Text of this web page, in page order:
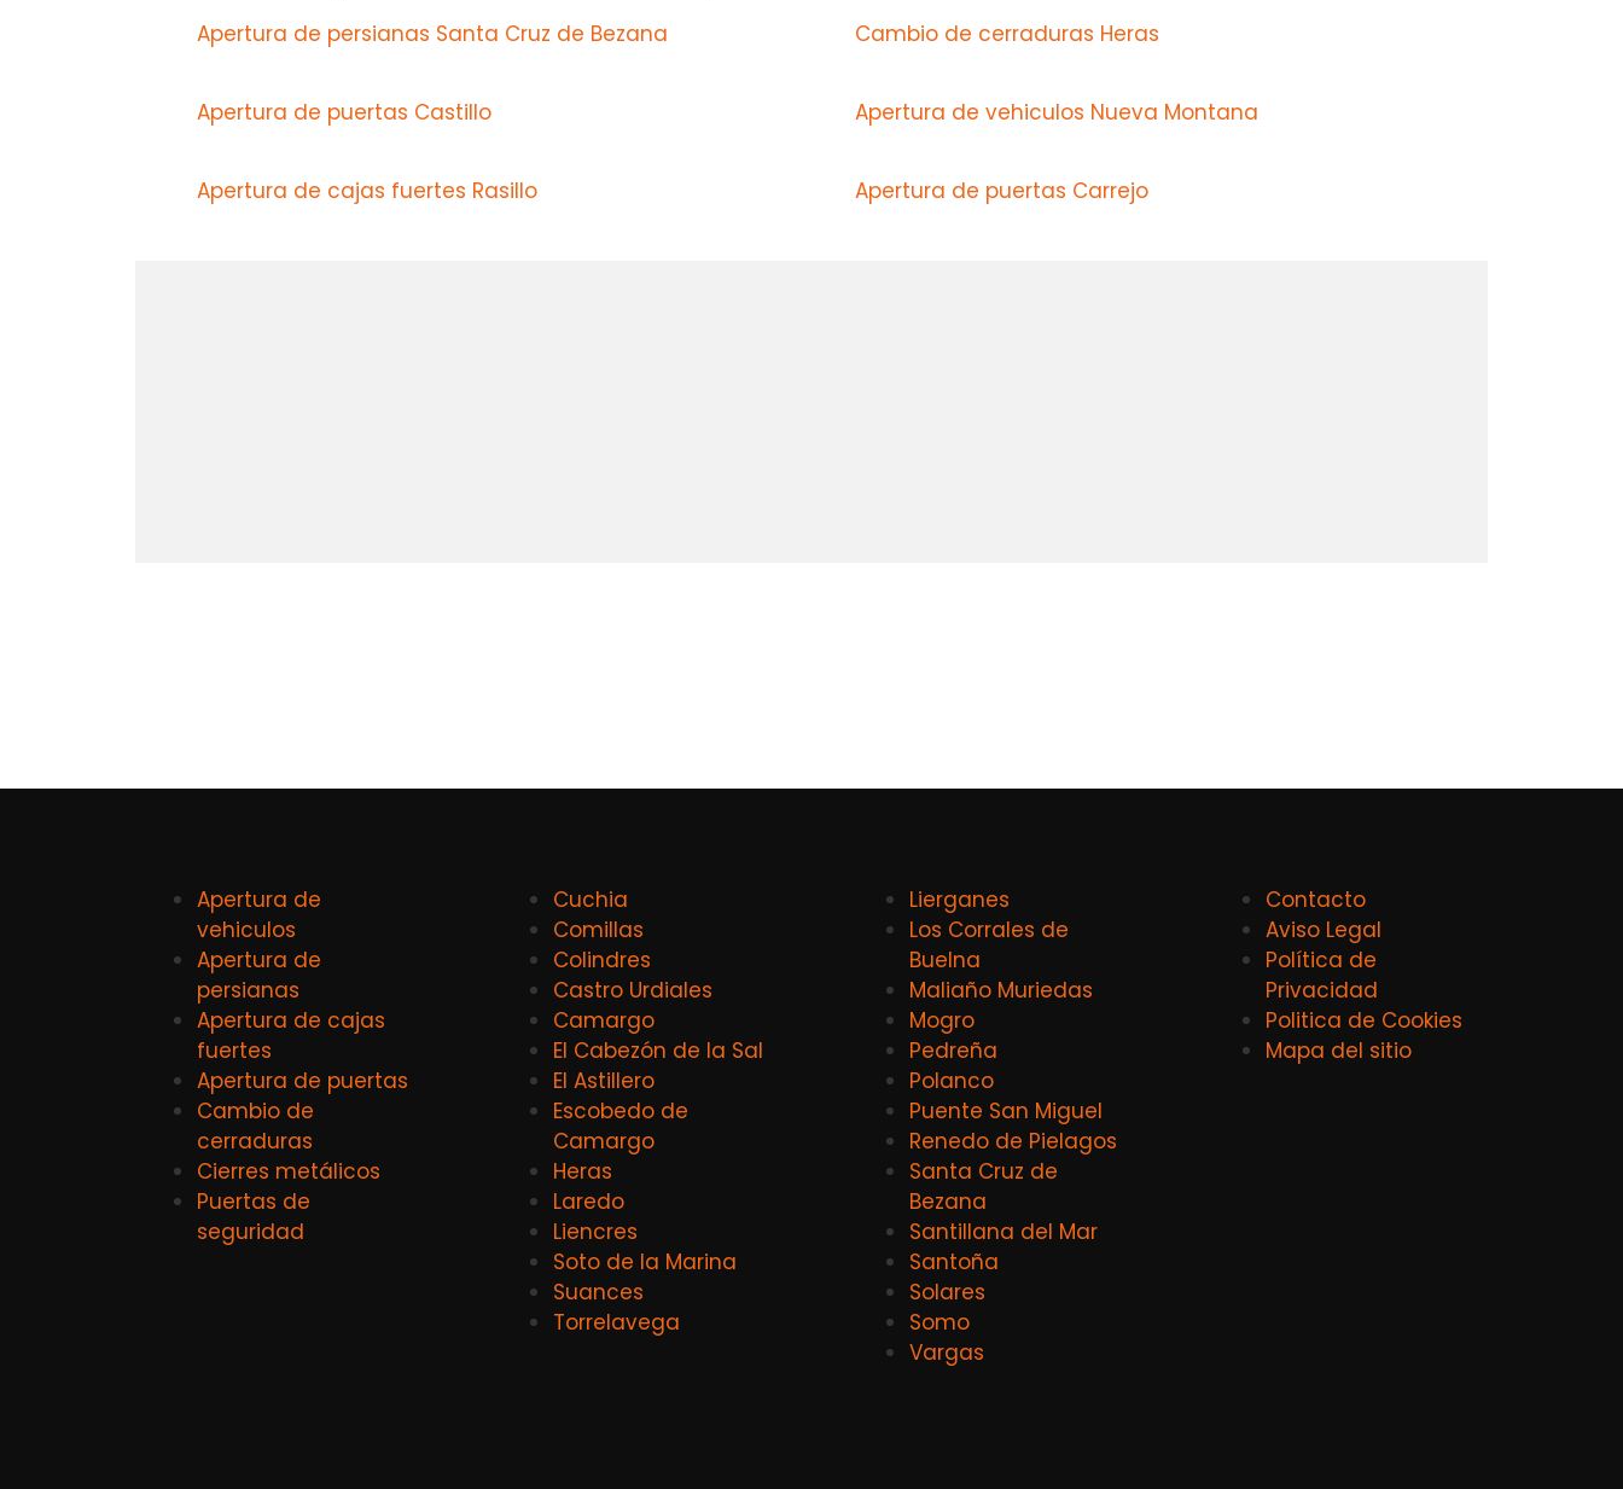
Apertura de persianas Santa Cruz de Bezana Cambio de cerraduras Heras
Apertura de puertas Castillo Apertura de vehiculos Nueva Montana
Apertura de cajas fuertes Rasillo Apertura de puertas Carrejo
Apertura de
vehiculos
Apertura de
persianas
Apertura de cajas
fuertes
Apertura de puertas
Cambio de
cerraduras
Cierres metálicos
Puertas de
seguridad
Cuchia
Comillas
Colindres
Castro Urdiales
Camargo
El Cabezón de la Sal
El Astillero
Escobedo de
Camargo
Heras
Laredo
Liencres
Soto de la Marina
Suances
Torrelavega
Lierganes
Los Corrales de
Buelna
Maliaño Muriedas
Mogro
Pedreña
Polanco
Puente San Miguel
Renedo de Pielagos
Santa Cruz de
Bezana
Santillana del Mar
Santoña
Solares
Somo
Vargas
Contacto
Aviso Legal
Política de
Privacidad
Politica de Cookies
Mapa del sitio